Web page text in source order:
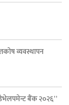
व्यवस्थापन
बैंक २०२६”